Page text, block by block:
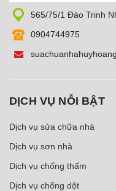
565/75/1 Đào Trinh
0904744975
DỊCH VỤ NỖI BẬT
Dịch vụ sửa chữa nhà
Dịch vụ sơn nhà
Dịch vụ chống thấm
Dịch vụ chống dột